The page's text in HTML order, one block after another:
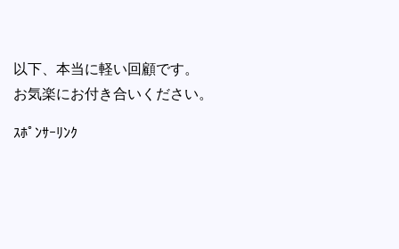
以下、本当に軽い回顧です。
お気楽にお付き合いください。
ｽﾎﾟﾝｻｰﾘﾝｸ